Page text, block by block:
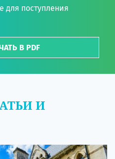
для поступления
В PDF
И